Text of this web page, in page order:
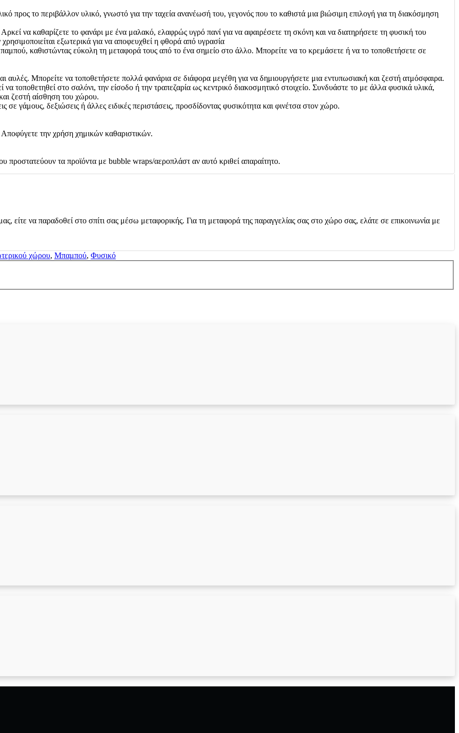
προς το περιβάλλον υλικό, γνωστό για την ταχεία ανανέωσή του, γεγονός που το καθιστά μια βιώσιμη επιλογή για τη διακόσμηση
Αρκεί να καθαρίζετε το φανάρι με ένα μαλακό, ελαφρώς υγρό πανί για να αφαιρέσετε τη σκόνη και να διατηρήσετε τη φυσική του
εξωτερικά για να αποφευχθεί η φθορά από υγρασία
καθιστώντας εύκολη τη μεταφορά τους από το ένα σημείο στο άλλο. Μπορείτε να το κρεμάσετε ή να το τοποθετήσετε σε
αυλές. Μπορείτε να τοποθετήσετε πολλά φανάρια σε διάφορα μεγέθη για να δημιουργήσετε μια εντυπωσιακή και ζεστή ατμόσφαιρα.
τοποθετηθεί στο σαλόνι, την είσοδο ή την τραπεζαρία ως κεντρικό διακοσμητικό στοιχείο. Συνδυάστε το με άλλα φυσικά υλικά,
ζεστή αίσθηση του χώρου.
σε γάμους, δεξιώσεις ή άλλες ειδικές περιστάσεις, προσδίδοντας φυσικότητα και φινέτσα στον χώρο.
Αποφύγετε την χρήση χημικών καθαριστικών.
τα προϊόντα με bubble wraps/αεροπλάστ αν αυτό κριθεί απαραίτητο.
είτε να παραδοθεί στο σπίτι σας μέσω μεταφορικής. Για τη μεταφορά της παραγγελίας σας στο χώρο σας, ελάτε σε επικοινωνία με
χώρου, Μπαμπού, Φυσικό